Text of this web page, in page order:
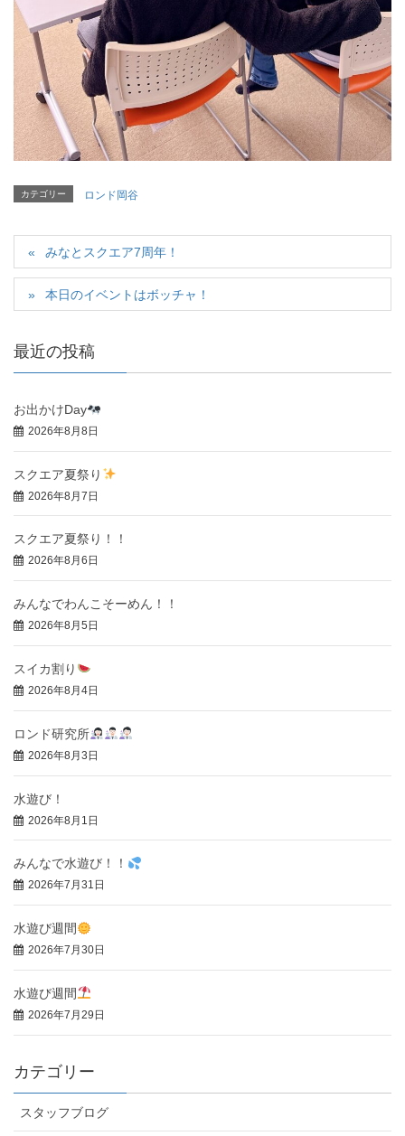
カテゴリー ロンド岡谷
みなとスクエア7周年！
本日のイベントはボッチャ！
最近の投稿
お出かけDay
2026年8月8日
スクエア夏祭り
2026年8月7日
スクエア夏祭り！！
2026年8月6日
みんなでわんこそーめん！！
2026年8月5日
スイカ割り
2026年8月4日
ロンド研究所
2026年8月3日
水遊び！
2026年8月1日
みんなで水遊び！！
2026年7月31日
水遊び週間
2026年7月30日
水遊び週間
2026年7月29日
カテゴリー
スタッフブログ